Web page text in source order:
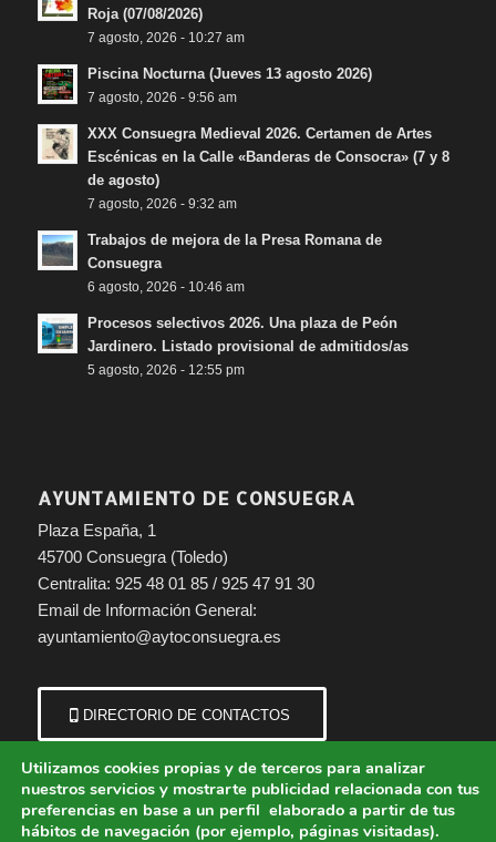
Roja (07/08/2026)
7 agosto, 2026 - 10:27 am
Piscina Nocturna (Jueves 13 agosto 2026)
7 agosto, 2026 - 9:56 am
XXX Consuegra Medieval 2026. Certamen de Artes
Escénicas en la Calle «Banderas de Consocra» (7 y 8
de agosto)
7 agosto, 2026 - 9:32 am
Trabajos de mejora de la Presa Romana de
Consuegra
6 agosto, 2026 - 10:46 am
Procesos selectivos 2026. Una plaza de Peón
Jardinero. Listado provisional de admitidos/as
5 agosto, 2026 - 12:55 pm
AYUNTAMIENTO DE CONSUEGRA
Plaza España, 1
45700 Consuegra (Toledo)
Centralita: 925 48 01 85 / 925 47 91 30
Email de Información General:
ayuntamiento@aytoconsuegra.es
DIRECTORIO DE CONTACTOS
Utilizamos cookies propias y de terceros para analizar
nuestros servicios y mostrarte publicidad relacionada con tus
preferencias en base a un perfil elaborado a partir de tus
hábitos de navegación (por ejemplo, páginas visitadas).